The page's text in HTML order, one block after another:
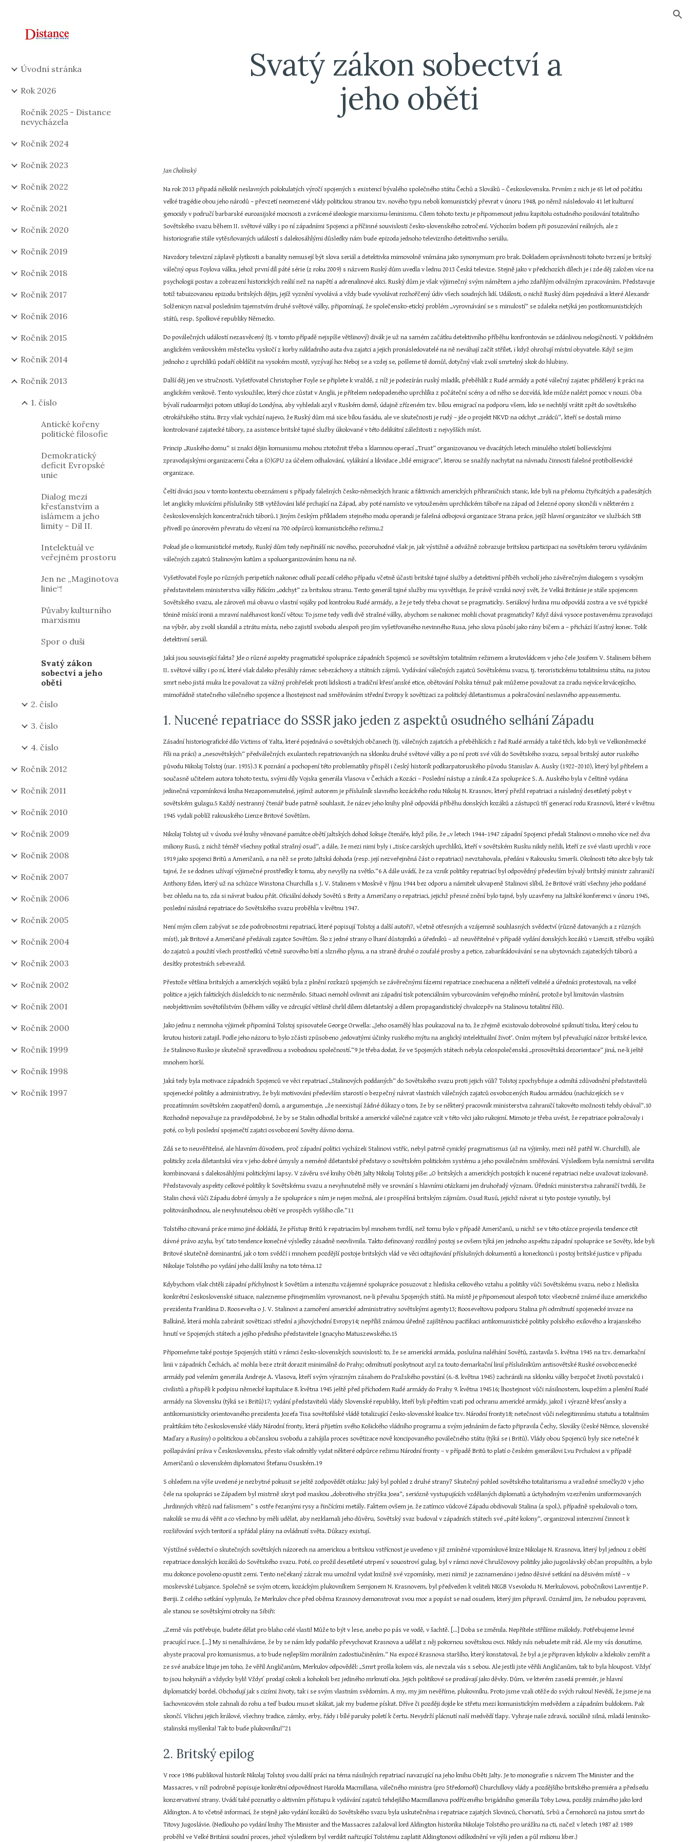
Úvodní stránka
Rok 2026
Ročník 2025 - Distance
nevycházela
Ročník 2024
Ročník 2023
Ročník 2022
Ročník 2021
Ročník 2020
Ročník 2019
Ročník 2018
Ročník 2017
Ročník 2016
Ročník 2015
Ročník 2014
Ročník 2013
1. číslo
Antické kořeny
politické filosofie
Demokratický
deficit Evropské
unie
Dialog mezi
křesťanstvím a
islámem a jeho
limity – Díl II.
Intelektuál ve
veřejném prostoru
Jen ne „Maginotova
linie“!
Půvaby kulturního
marxismu
Spor o duši
Svatý zákon
sobectví a jeho
oběti
2. číslo
3. číslo
4. číslo
Ročník 2012
Ročník 2011
Ročník 2010
Ročník 2009
Ročník 2008
Ročník 2007
Ročník 2006
Ročník 2005
Ročník 2004
Ročník 2003
Ročník 2002
Ročník 2001
Ročník 2000
Ročník 1999
Ročník 1998
Ročník 1997
Svatý zákon sobectví a
jeho oběti
Jan Cholínský
Na rok 2013 připadá několik neslavných polokulatých výročí spojených s existencí bývalého společného státu Čechů a Slováků – Československa. Prvním z nich je 65 let od počátku
velké tragédie obou jeho národů – převzetí neomezené vlády politickou stranou tzv. nového typu neboli komunistický převrat v únoru 1948, po němž následovalo 41 let kulturní
genocidy v područí barbarské euroasijské mocnosti a zvrácené ideologie marxismu-leninismu. Cílem tohoto textu je připomenout jednu kapitolu ostudného posilování totalitního
Sovětského svazu během II. světové války i po ní západními Spojenci a příčinné souvislosti česko-slovenského zotročení. Výchozím bodem při posuzování reálných, ale z
historiografie stále vytěsňovaných událostí s dalekosáhlými důsledky nám bude epizoda jednoho televizního detektivního seriálu.
Navzdory televizní záplavě plytkosti a banality nemusejí být slova seriál a detektivka mimovolně vnímána jako synonymum pro brak. Dokladem oprávněnosti tohoto tvrzení je britský
válečný opus Foylova válka, jehož první díl páté série (z roku 2009) s názvem Ruský dům uvedla v lednu 2013 Česká televize. Stejně jako v předchozích dílech je i zde děj založen více na
psychologii postav a zobrazení historických reálií než na napětí a adrenalinové akci. Ruský dům je však výjimečný svým námětem a jeho zdařilým odvážným zpracováním. Představuje
totiž tabuizovanou epizodu britských dějin, jejíž vyznění vyvolává a vždy bude vyvolávat rozhořčený údiv všech soudných lidí. Události, o nichž Ruský dům pojednává a které Alexandr
Solženicyn nazval posledním tajemstvím druhé světové války, připomínají, že společensko-etický problém „vyrovnávání se s minulostí“ se zdaleka netýká jen postkomunistických
států, resp. Spolkové republiky Německo.
Do poválečných událostí nezasvěcený (tj. v tomto případě nejspíše většinový) divák je už na samém začátku detektivního příběhu konfrontován se zdánlivou nelogičností. V poklidném
anglickém venkovském městečku vyskočí z korby nákladního auta dva zajatci a jejich pronásledovatelé na ně neváhají začít střílet, i když ohrožují místní obyvatele. Když se jim
jednoho z uprchlíků podaří obklíčit na vysokém mostě, vyzývají ho: Neboj se a vzdej se, pošleme tě domů!, dotyčný však zvolí smrtelný skok do hlubiny.
Další děj jen ve stručnosti. Vyšetřovatel Christopher Foyle se připlete k vraždě, z níž je podezírán ruský mladík, přeběhlík z Rudé armády a poté válečný zajatec přidělený k práci na
anglickém venkově. Tento vysloužilec, který chce zůstat v Anglii, je přítelem nedopadeného uprchlíka z počáteční scény a od něho se dozvídá, kde může nalézt pomoc v nouzi. Oba
bývalí rudoarmějci potom utíkají do Londýna, aby vyhledali azyl v Ruském domě, údajně zřízeném tzv. bílou emigrací na podporu všem, kdo se nechtějí vrátit zpět do sovětského
otrokářského státu. Brzy však vychází najevo, že Ruský dům má sice bílou fasádu, ale ve skutečnosti je rudý – jde o projekt NKVD na odchyt „zrádců“, kteří se dostali mimo
kontrolované zajatecké tábory, za asistence britské tajné služby úkolované v této delikátní záležitosti z nejvyšších míst.
Princip „Ruského domu“ si znalci dějin komunismu mohou ztotožnit třeba s klamnou operací „Trust“ organizovanou ve dvacátých letech minulého století bolševickými
zpravodajskými organizacemi Čeka a (O)GPU za účelem odhalování, vylákání a likvidace „bílé emigrace“, kterou se snažily nachytat na návnadu činnosti falešné protibolševické
organizace.
Čeští diváci jsou v tomto kontextu obeznámeni s případy falešných česko-německých hranic a fiktivních amerických příhraničních stanic, kde byli na přelomu čtyřicátých a padesátých
let anglicky mluvícími příslušníky StB vytěžováni lidé prchající na Západ, aby poté namísto ve vytouženém uprchlickém táboře na západ od železné opony skončili v některém z
československých koncentračních táborů.1 Jiným českým příkladem stejného modu operandi je falešná odbojová organizace Strana práce, jejíž hlavní organizátor ve službách StB
přivedl po únorovém převratu do vězení na 700 odpůrců komunistického režimu.2
Pokud jde o komunistické metody, Ruský dům tedy nepřináší nic nového, pozoruhodné však je, jak výstižně a odvážně zobrazuje britskou participaci na sovětském teroru vydáváním
válečných zajatců Stalinovým katům a spoluorganizováním honu na ně.
Vyšetřovatel Foyle po různých peripetiích nakonec odhalí pozadí celého případu včetně účasti britské tajné služby a detektivní příběh vrcholí jeho závěrečným dialogem s vysokým
představitelem ministerstva války řídícím „odchyt“ za britskou stranu. Tento generál tajné služby mu vysvětluje, že právě vzniká nový svět, že Velká Británie je stále spojencem
Sovětského svazu, ale zároveň má obavu o vlastní vojáky pod kontrolou Rudé armády, a že je tedy třeba chovat se pragmaticky. Seriálový hrdina mu odpovídá zostra a ve své typické
tónině mísící ironii a mravní naléhavost končí větou: To jsme tedy vedli dvě strašné války, abychom se nakonec mohli chovat pragmaticky? Když dává vysoce postavenému zpravodajci
na výběr, aby zvolil skandál a ztrátu místa, nebo zajistil svobodu alespoň pro jím vyšetřovaného nevinného Rusa, jeho slova působí jako rány bičem a – přichází šťastný konec. Tolik
detektivní seriál.
Jaká jsou související fakta? Jde o různé aspekty pragmatické spolupráce západních Spojenců se sovětským totalitním režimem a krutovládcem v jeho čele Josifem V. Stalinem během
II. světové války i po ní, které však daleko přesáhly rámec sebezáchovy a státních zájmů. Vydávání válečných zajatců Sovětskému svazu, tj. teroristickému totalitnímu státu, na jistou
smrt nebo jistá muka lze považovat za vážný prohřešek proti lidskosti a tradiční křesťanské etice, obětování Polska témuž pak můžeme považovat za zradu nejvíce krvácejícího,
mimořádně statečného válečného spojence a lhostejnost nad směřováním střední Evropy k sovětizaci za politický diletantismus a pokračování neslavného appeasementu.
1. Nucené repatriace do SSSR jako jeden z aspektů osudného selhání Západu
Zásadní historiografické dílo Victims of Yalta, které pojednává o sovětských občanech (tj. válečných zajatcích a přeběhlících z řad Rudé armády a také těch, kdo byli ve Velkoněmecké
říši na práci) a „nesovětských“ předválečných exulantech repatriovaných na sklonku druhé světové války a po ní proti své vůli do Sovětského svazu, sepsal britský autor ruského
původu Nikolaj Tolstoj (nar. 1935).3 K poznání a pochopení této problematiky přispěl i český historik podkarpatoruského původu Stanislav A. Ausky (1922–2010), který byl přítelem a
současně učitelem autora tohoto textu, svými díly Vojska generála Vlasova v Čechách a Kozáci – Poslední nástup a zánik.4 Za spolupráce S. A. Auského byla v češtině vydána
jedinečná vzpomínková kniha Nezapomenutelné, jejímž autorem je příslušník slavného kozáckého rodu Nikolaj N. Krasnov, který přežil repatriaci a následný desetiletý pobyt v
sovětském gulagu.5 Každý nestranný čtenář bude patrně souhlasit, že název jeho knihy plně odpovídá příběhu donských kozáků a zástupců tří generací rodu Krasnovů, které v květnu
1945 vydali poblíž rakouského Lienze Britové Sovětům.
Nikolaj Tolstoj už v úvodu své knihy věnované památce obětí jaltských dohod šokuje čtenáře, když píše, že „v letech 1944–1947 západní Spojenci předali Stalinovi o mnoho více než dva
miliony Rusů, z nichž téměř všechny potkal strašný osud“, a dále, že mezi nimi byly i „tisíce carských uprchlíků, kteří v sovětském Rusku nikdy nežili, kteří ze své vlasti uprchli v roce
1919 jako spojenci Britů a Američanů, a na něž se proto Jaltská dohoda (resp. její nezveřejněná část o repatriaci) nevztahovala, předáni v Rakousku Smerši. Okolnosti této akce byly tak
tajné, že se dodnes užívají výjimečné prostředky k tomu, aby nevyšly na světlo.“6 A dále uvádí, že za vznik politiky repatriací byl odpovědný především bývalý britský ministr zahraničí
Anthony Eden, který už na schůzce Winstona Churchilla s J. V. Stalinem v Moskvě v říjnu 1944 bez odporu a námitek ukvapeně Stalinovi slíbil, že Britové vrátí všechny jeho poddané
bez ohledu na to, zda si návrat budou přát. Oficiální dohody Sovětů s Brity a Američany o repatriaci, jejichž přesné znění bylo tajné, byly uzavřeny na Jaltské konferenci v únoru 1945,
poslední násilná repatriace do Sovětského svazu proběhla v květnu 1947.
Není mým cílem zabývat se zde podrobnostmi repatriací, které popisují Tolstoj a další autoři7, včetně otřesných a vzájemně souhlasných svědectví (různě datovaných a z různých
míst), jak Britové a Američané předávali zajatce Sovětům. Šlo z jedné strany o lhaní důstojníků a úředníků – až neuvěřitelné v případě vydání donských kozáků v Lienzi8, střelbu vojáků
do zajatců a použití všech prostředků včetně surového bití a slzného plynu, a na straně druhé o zoufalé prosby a petice, zabarikádovávání se na ubytovnách zajateckých táborů a
desítky protestních sebevražd.
Přestože většina britských a amerických vojáků byla z plnění rozkazů spojených se závěrečnými fázemi repatriace znechucena a někteří velitelé a úředníci protestovali, na velké
politice a jejích faktických důsledcích to nic nezměnilo. Situaci nemohl ovlivnit ani západní tisk potenciálním vyburcováním veřejného mínění, protože byl limitován vlastním
neobjektivním sovětofilstvím (během války ve zdrcující většině chrlil dílem diletantský a dílem propagandistický chvalozpěv na Stalinovu totalitní říši).
Jako jednu z nemnoha výjimek připomíná Tolstoj spisovatele George Orwella: „Jeho osamělý hlas poukazoval na to, že zřejmě existovalo dobrovolné spiknutí tisku, který celou tu
krutou historii zatajil. Podle jeho názoru to bylo zčásti způsobeno ‚jedovatými účinky ruského mýtu na anglický intelektuální život‘. Oním mýtem byl převažující názor britské levice,
že Stalinovo Rusko je skutečně spravedlivou a svobodnou společností.“9 Je třeba dodat, že ve Spojených státech nebyla celospolečenská „prosovětská dezorientace“ jiná, ne-li ještě
mnohem horší.
Jaká tedy byla motivace západních Spojenců ve věci repatriací „Stalinových poddaných“ do Sovětského svazu proti jejich vůli? Tolstoj zpochybňuje a odmítá zdůvodnění představitelů
spojenecké politiky a administrativy, že byli motivováni především starostí o bezpečný návrat vlastních válečných zajatců osvobozených Rudou armádou (nacházejících se v
prozatímním sovětském zaopatření) domů, a argumentuje, „že neexistují žádné důkazy o tom, že by se některý pracovník ministerstva zahraničí takovéto možnosti tehdy obával“.10
Rozhodně nepovažuje za pravděpodobné, že by se Stalin odhodlal britské a americké válečné zajatce vzít v této věci jako rukojmí. Mimoto je třeba uvést, že repatriace pokračovaly i
poté, co byli poslední spojenečtí zajatci osvobození Sověty dávno doma.
Zdá se to neuvěřitelné, ale hlavním důvodem, proč západní politici vycházeli Stalinovi vstříc, nebyl patrně cynický pragmatismus (až na výjimky, mezi něž patřil W. Churchill), ale
politicky zcela diletantská víra v jeho dobré úmysly a neméně diletantské představy o sovětském politickém systému a jeho poválečném směřování. Výsledkem byla nemístná servilita
kombinovaná s dalekosáhlými politickými lapsy. V závěru své knihy Oběti Jalty Nikolaj Tolstoj píše: „O britských a amerických postojích k nucené repatriaci nelze uvažovat izolovaně.
Představovaly aspekty celkové politiky k Sovětskému svazu a nevyhnutelně měly ve srovnání s hlavními otázkami jen druhořadý význam. Úředníci ministerstva zahraničí tvrdili, že
Stalin chová vůči Západu dobré úmysly a že spolupráce s ním je nejen možná, ale i prospěšná britským zájmům. Osud Rusů, jejichž návrat si tyto postoje vynutily, byl
politováníhodnou, ale nevyhnutelnou obětí ve prospěch vyššího cíle.“11
Tolstého citovaná práce mimo jiné dokládá, že přístup Britů k repatriacím byl mnohem tvrdší, než tomu bylo v případě Američanů, u nichž se v této otázce projevila tendence ctít
dávné právo azylu, byť tato tendence konečné výsledky zásadně neovlivnila. Takto definovaný rozdílný postoj se ovšem týká jen jednoho aspektu západní spolupráce se Sověty, kde byli
Britové skutečně dominantní, jak o tom svědčí i mnohem pozdější postoje britských vlád ve věci odtajňování příslušných dokumentů a koneckonců i postoj britské justice v případu
Nikolaje Tolstého po vydání jeho další knihy na toto téma.12
Kdybychom však chtěli západní příchylnost k Sovětům a intenzitu vzájemné spolupráce posuzovat z hlediska celkového vztahu a politiky vůči Sovětskému svazu, nebo z hlediska
konkrétní československé situace, nalezneme přinejmenším vyrovnanost, ne-li převahu Spojených států. Na místě je připomenout alespoň toto: všeobecně známé iluze amerického
prezidenta Franklina D. Roosevelta o J. V. Stalinovi a zamoření americké administrativy sovětskými agenty13; Rooseveltovu podporu Stalina při odmítnutí spojenecké invaze na
Balkáně, která mohla zabránit sovětizaci střední a jihovýchodní Evropy14; nepříliš známou úředně zajištěnou pacifikaci antikomunistické politiky polského exilového a krajanského
hnutí ve Spojených státech a jejího předního představitele Ignacyho Matuszewského.15
Připomeňme také postoje Spojených států v rámci česko-slovenských souvislostí: to, že se americká armáda, poslušna naléhání Sovětů, zastavila 5. května 1945 na tzv. demarkační
linii v západních Čechách, ač mohla beze ztrát dorazit minimálně do Prahy; odmítnutí poskytnout azyl za touto demarkační linií příslušníkům antisovětské Ruské osvobozenecké
armády pod velením generála Andreje A. Vlasova, kteří svým výrazným zásahem do Pražského povstání (6.-8. května 1945) zachránili na sklonku války bezpočet životů povstalců i
civilistů a přispěli k podpisu německé kapitulace 8. května 1945 ještě před příchodem Rudé armády do Prahy 9. května 194516; lhostejnost vůči násilnostem, loupežím a plenění Rudé
armády na Slovensku (týká se i Britů)17; vydání představitelů vlády Slovenské republiky, kteří byli předtím vzati pod ochranu americké armády, jakož i výrazně křesťansky a
antikomunisticky orientovaného prezidenta Jozefa Tisa sovětofilské vládě totalizující česko-slovenské koalice tzv. Národní fronty18; netečnost vůči nelegitimnímu statutu a totalitním
praktikám této československé vlády Národní fronty, která přijetím svého Košického vládního programu a svým jednáním de facto připravila Čechy, Slováky (české Němce, slovenské
Maďary a Rusíny) o politickou a občanskou svobodu a zahájila proces sovětizace nově koncipovaného poválečného státu (týká se i Britů). Vlády obou Spojenců byly sice netečné k
pošlapávání práva v Československu, přesto však odmítly vydat některé odpůrce režimu Národní fronty – v případě Britů to platí o českém generálovi Lvu Prchalovi a v případě
Američanů o slovenském diplomatovi Štefanu Osuském.19
S ohledem na výše uvedené je nezbytné pokusit se ještě zodpovědět otázku: Jaký byl pohled z druhé strany? Skutečný pohled sovětského totalitarismu a vražedné smečky20 v jeho
čele na spolupráci se Západem byl mistrně skryt pod maskou „dobrotivého strýčka Joea“, seriózně vystupujících vzdělaných diplomatů a úctyhodným vzezřením uniformovaných
„hrdinných vítězů nad fašismem“ s ostře řezanými rysy a řinčícími metály. Faktem ovšem je, že zatímco vůdcové Západu obdivovali Stalina (a spol.), případně spekulovali o tom,
nakolik se mu dá věřit a co všechno by měli udělat, aby nezklamali jeho důvěru, Sovětský svaz budoval v západních státech své „páté kolony“, organizoval intenzivní činnost k
rozšiřování svých teritorií a spřádal plány na ovládnutí světa. Důkazy existují.
Výstižné svědectví o skutečných sovětských názorech na americkou a britskou vstřícnost je uvedeno v již zmíněné vzpomínkové knize Nikolaje N. Krasnova, který byl jednou z obětí
repatriace donských kozáků do Sovětského svazu. Poté, co prožil desetileté utrpení v souostroví gulag, byl v rámci nové Chruščovovy politiky jako jugoslávský občan propuštěn, a bylo
mu dokonce povoleno opustit zemi. Tento nečekaný zázrak mu umožnil vydat knižně své vzpomínky, mezi nimiž je zaznamenáno i jedno děsivé setkání na děsivém místě – v
moskevské Lubjance. Společně se svým otcem, kozáckým plukovníkem Semjonem N. Krasnovem, byl předveden k veliteli NKGB Vsevolodu N. Merkulovovi, pobočníkovi Lavrentije P.
Beriji. Z celého setkání vyplynulo, že Merkulov chce před oběma Krasnovy demonstrovat svou moc a popást se nad osudem, který jim připravil. Oznámil jim, že nebudou popraveni,
ale stanou se sovětskými otroky na Sibiři:
„Země vás potřebuje, budete dělat pro blaho celé vlasti! Může to být v lese, anebo po pás ve vodě, v šachtě. [...] Doba se změnila. Nepřítele střílíme málokdy. Potřebujeme levné
pracující ruce. [...] My si nenalháváme, že by se nám kdy podařilo převychovat Krasnova a udělat z něj pokornou sovětskou ovci. Nikdy nás nebudete mít rád. Ale my vás donutíme,
abyste pracoval pro komunismus, a to bude nejlepším morálním zadostiučiněním.“ Na expozé Krasnova staršího, který konstatoval, že byl a je připraven kdykoliv a kdekoliv zemřít a
ze své anabáze lituje jen toho, že věřil Angličanům, Merkulov odpověděl: „Smrt prošla kolem vás, ale nevzala vás s sebou. Ale jestli jste věřili Angličanům, tak to byla hloupost. Vždyť
to jsou hokynáři a vždycky byli! Vždyť prodají cokoli a kohokoli bez jediného mrknutí oka. Jejich politikové se prodávají jako děvky. Dům, ve kterém zasedá premiér, je hlavní
diplomatický bordel. Obchodují jak s cizími životy, tak i se svým vlastním svědomím. A my, my jim nevěříme, plukovníku. Proto jsme vzali otěže do svých rukou! Nevědí, že jsme je na
šachovnicovém stole zahnali do rohu a teď budou muset skákat, jak my budeme pískat. Dříve či později dojde ke střetu mezi komunistickým medvědem a západním buldokem. Pak
skončí. Všichni jejich králové, všechny tradice, zámky, erby, řády i bílé paruky poletí k čertu. Nevydrží plácnutí naší medvědí tlapy. Vyhraje naše zdravá, sociálně silná, mladá leninsko-
stalinská myšlenka! Tak to bude plukovníku!“21
2. Britský epilog
V roce 1986 publikoval historik Nikolaj Tolstoj svou další práci na téma násilných repatriací navazující na jeho knihu Oběti Jalty. Je to monografie s názvem The Minister and the
Massacres, v níž podrobně popisuje konkrétní odpovědnost Harolda Macmillana, válečného ministra (pro Středomoří) Churchillovy vlády a pozdějšího britského premiéra a předsedu
konzervativní strany. Uvádí také poznatky o aktivním přístupu k vydávání zajatců tehdejšího Macmillanova podřízeného brigádního generála Toby Lowa, později známého jako lord
Aldington. A to včetně informací, že stejně jako vydání kozáků do Sovětského svazu byla uskutečněna i repatriace zajatých Slovinců, Chorvatů, Srbů a Černohorců na jistou smrt do
Titovy Jugoslávie. (Nedlouho po vydání knihy The Minister and the Massacres zažaloval lord Aldington historika Nikolaje Tolstého pro urážku na cti, načež v letech 1987 až 1989
proběhl ve Velké Británii soudní proces, jehož výsledkem byl verdikt nařizující Tolstému zaplatit Aldingtonovi odškodnění ve výši jeden a půl milionu liber.)